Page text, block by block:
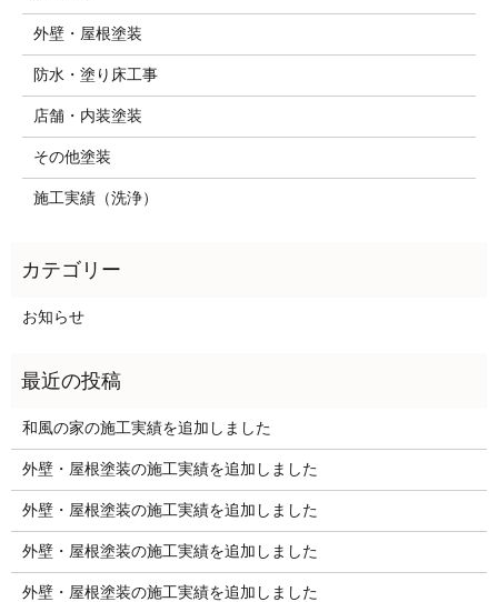
外壁・屋根塗装
防水・塗り床工事
店舗・内装塗装
その他塗装
施工実績（洗浄）
お知らせ
和風の家の施工実績を追加しました
外壁・屋根塗装の施工実績を追加しました
外壁・屋根塗装の施工実績を追加しました
外壁・屋根塗装の施工実績を追加しました
外壁・屋根塗装の施工実績を追加しました